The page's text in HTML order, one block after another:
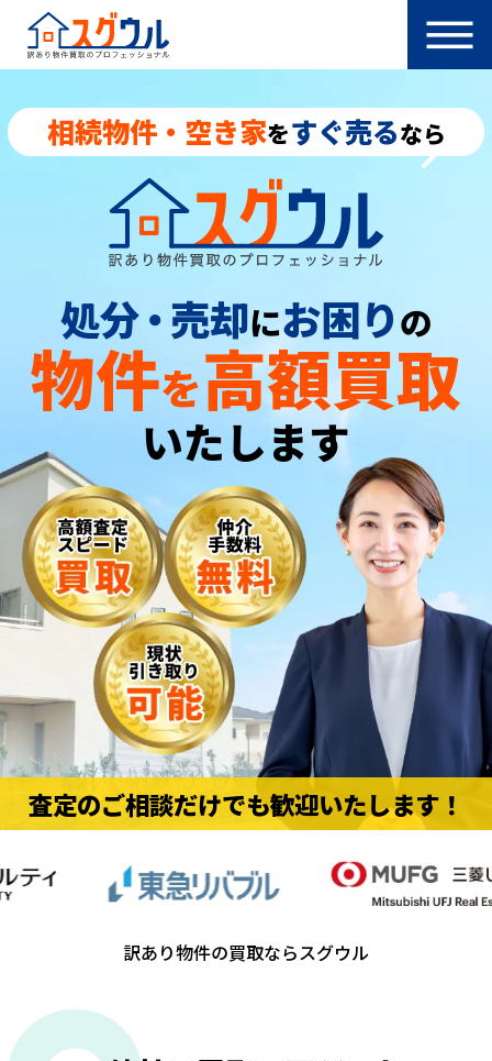
相続物件・空き家をすぐ売るなら
処分・売却にお困りの
物件を高額買取
いたします
査定のご相談だけでも歓迎いたします！
訳あり物件の買取ならスグウル